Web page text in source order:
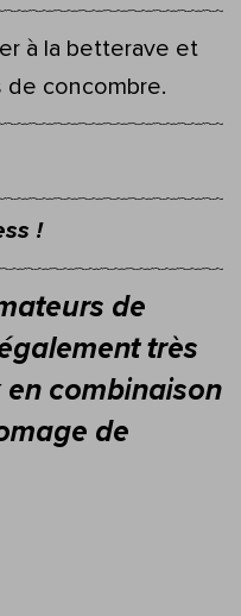
à la betterave et
de concombre.
!
de
très
combinaison
de